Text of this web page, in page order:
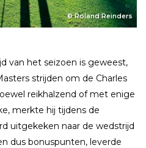
© Roland Reinders
van het seizoen is geweest,
strijden om de Charles
reikhalzend of met enige
merkte hij tijdens de
uitgekeken naar de wedstrijd
dus bonuspunten, leverde